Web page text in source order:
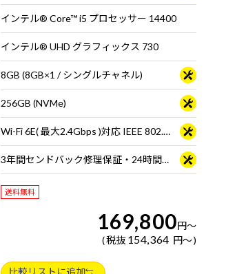
インテル® Core™ i5 プロセッサー 14400
インテル® UHD グラフィックス 730
8GB (8GB×1 / シングルチャネル)
256GB (NVMe)
Wi-Fi 6E( 最大2.4Gbps )対応 IEEE 802.11 ax/ac/a/b/g/n準拠 ＋ Bluetooth 5内蔵
3年間センドバック修理保証・24時間×365日電話サポート
送料無料
169,800円～
税抜 154,364 円～
比較リストに追加